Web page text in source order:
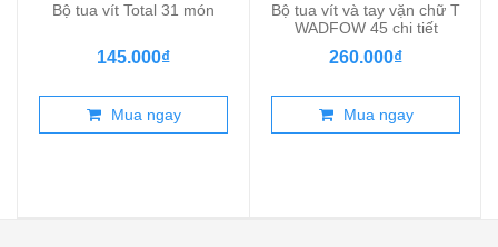
Bộ tua vít Total 31 món
145.000₫
Mua ngay
Bộ tua vít và tay vặn chữ T
WADFOW 45 chi tiết
260.000₫
Mua ngay